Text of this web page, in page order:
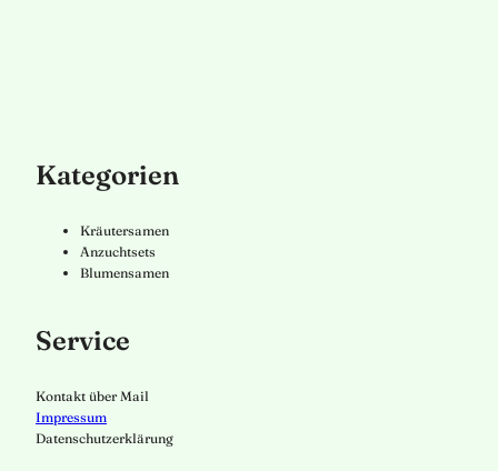
Kategorien
Kräutersamen
Anzuchtsets
Blumensamen
Service
Kontakt über Mail
Impressum
Datenschutzerklärung